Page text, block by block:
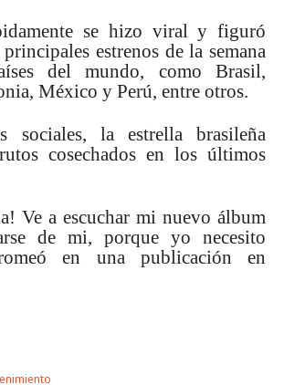
se hizo viral y figuró
estrenos de la semana
del mundo, como Brasil,
México y Perú, entre otros.
sociales, la estrella brasileña
cosechados en los últimos
Ve a escuchar mi nuevo álbum
de mi, porque yo necesito
en una publicación en